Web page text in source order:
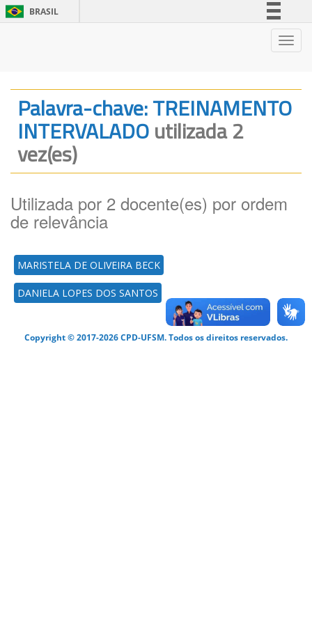
BRASIL
Legislação
Canais
Palavra-chave: TREINAMENTO
INTERVALADOutilizada 2
vez(es)
Utilizada por 2 docente(es) por ordem
de relevância
MARISTELA DE OLIVEIRA BECK
DANIELA LOPES DOS SANTOS
Copyright © 2017-2026 CPD-UFSM. Todos os direitos reservados.